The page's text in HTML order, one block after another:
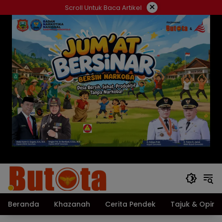
ke
konten
Scroll Untuk Baca Artikel ×
Beranda Khazanah Cerita Pendek Tajuk & Opini